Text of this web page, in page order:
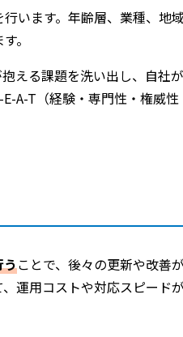
行います。年齢層、業種、地
。
える課題を洗い出し、自社
A-T（経験・専門性・権威性
うことで、後々の更新や改善
運用コストや対応スピード